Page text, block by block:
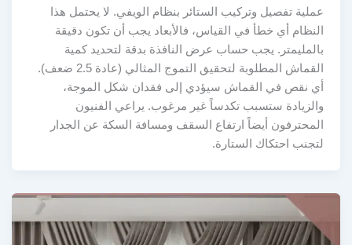
عملية تفصيل وتركيب الستائر بنظام الويفي. لا يحتمل هذا
النظام أي خطأ في القياس، فالأبعاد يجب أن تكون دقيقة
بالمليمتر. يجب حساب عرض النافذة بدقة لتحديد كمية
القماش المطلوبة لتحقيق التموج المثالي (عادة 2.5 ضعف).
أي نقص في القماش سيؤدي إلى فقدان شكل الموجة،
والزيادة ستسبب تكدساً غير مرغوب. يراعي الفنيون
المحترفون أيضاً ارتفاع السقف ومسافة السكة عن الجدار
لتجنب احتكاك الستارة.